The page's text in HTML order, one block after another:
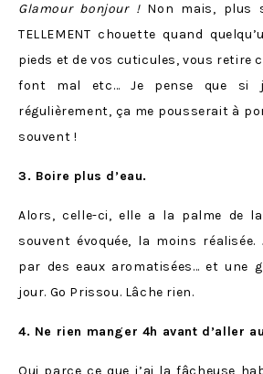
Glamour bonjour !Non mais, plus
TELLEMENT chouette quand
pieds et de vos cuticules, vous retire
font mal etc… Je pense que si
régulièrement, ça me pousserait à
souvent !
3. Boire plus d’eau.
Alors, celle-ci, elle a la palme de
souvent évoquée, la moins réalisée.
par des eaux aromatisées… et une
jour. Go Prissou. Lâche rien.
4. Ne rien manger 4h avant d’aller
Oui parce ce que j’ai la fâcheuse